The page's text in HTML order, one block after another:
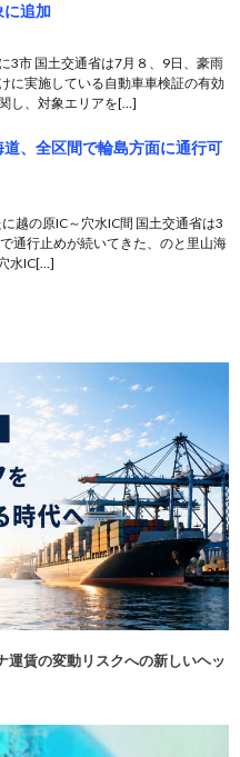
追加
3市 国土交通省は7月８、9日、豪雨
に実施している自動車車検証の有効
し、対象エリアを[…]
道、全区間で輪島方面に通行可
越の原IC～穴水IC間 国土交通省は3
通行止めが続いてきた、のと里山海
水IC[…]
賃の変動リスクへの新しいヘッ